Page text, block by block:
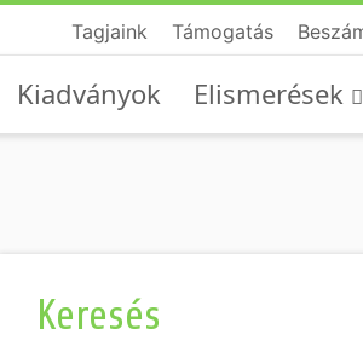
Tagjaink Támogatás
Kiadványok Elismerések
Keresés